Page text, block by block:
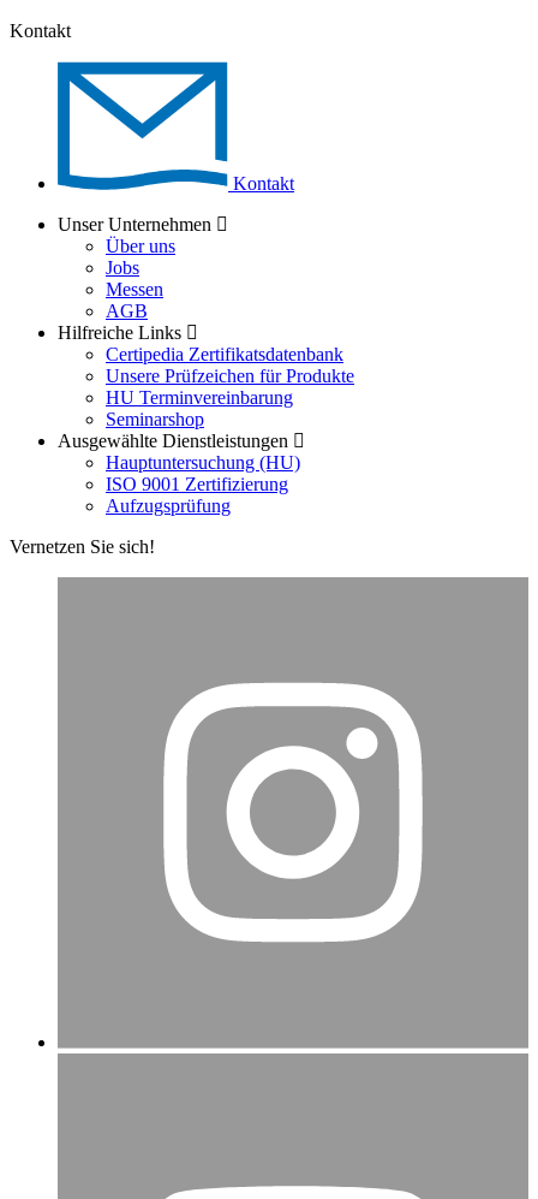
Kontakt
Kontakt
Unser Unternehmen
Über uns
Jobs
Messen
AGB
Hilfreiche Links
Certipedia Zertifikatsdatenbank
Unsere Prüfzeichen für Produkte
HU Terminvereinbarung
Seminarshop
Ausgewählte Dienstleistungen
Hauptuntersuchung (HU)
ISO 9001 Zertifizierung
Aufzugsprüfung
Vernetzen Sie sich!